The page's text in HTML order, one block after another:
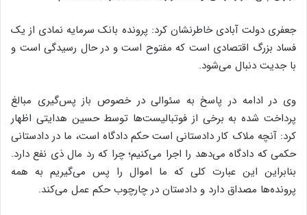
جعفری دولت آبادی خاطرنشان کرد: پرونده بانک سرمایه نمادی از یک
فساد بزرگ اقتصادی است که مفتوح است و در حال رسیدگی است و
با جدیت دنبال می‌شود.
وی در ادامه در پاسخ به سئوالی در خصوص باز پس‌گیری مبالغ
پرداخت شده به برخی از فوتبالیست‌ها توسط حسین هدایتی اظهار
کرد: آنچه ملاک کار دادستانی است حکم دادگاه است، ما در دادستانی
حکمی که دادگاه می‌دهد را اجرا می‌کنیم؛ چرا که رد مال ذی نفع دارد.
بنابراین این عبارت کلی که ما اموال را پس می‌گیریم به همه
پرونده‌ها مصداق دارد و دادستان در چارچوب حکم عمل می‌کند.